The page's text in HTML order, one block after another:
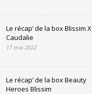
Le récap’ de la box Blissim X
Caudalie
17 mai 2022
Le récap’ de la box Beauty
Heroes Blissim